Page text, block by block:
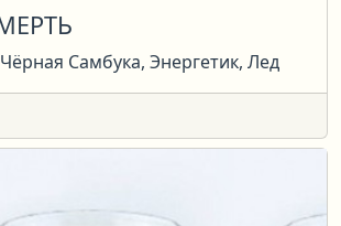
Самбука, Энергетик, Лед